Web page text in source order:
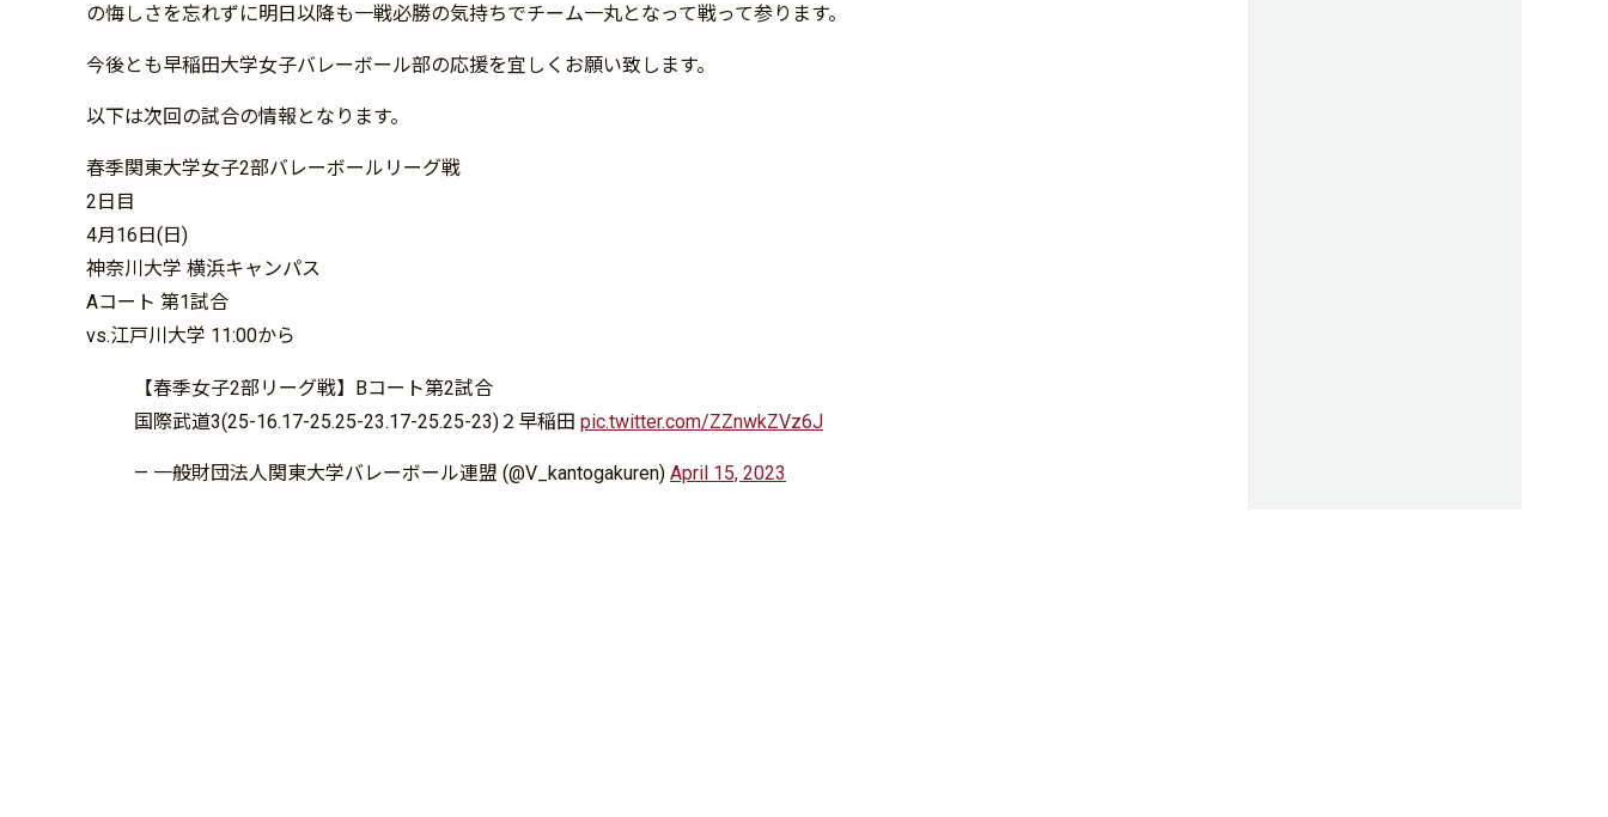
の悔しさを忘れずに明日以降も一戦必勝の気持ちでチーム一丸となって戦って参ります。
今後とも早稲田大学女子バレーボール部の応援を宜しくお願い致します。
以下は次回の試合の情報となります。
春季関東大学女子2部バレーボールリーグ戦
2日目
4月16日(日)
神奈川大学 横浜キャンパス
Aコート 第1試合
vs.江戸川大学 11:00から
【春季女子2部リーグ戦】Bコート第2試合
国際武道3(25-16.17-25.25-23.17-25.25-23)２早稲田 pic.twitter.com/ZZnwkZVz6J
— 一般財団法人関東大学バレーボール連盟 (@V_kantogakuren) April 15, 2023